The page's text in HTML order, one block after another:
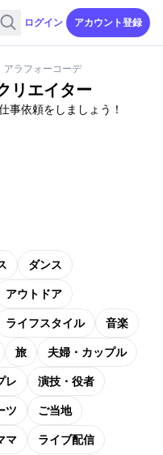
ログイン アカウント登録
アラフォーコーデ
リエイター
事依頼をしましょう！
ダンス
アウトドア
ライフスタイル 音楽
旅 夫婦・カップル
レ 演技・役者
ツ ご当地
マ ライブ配信